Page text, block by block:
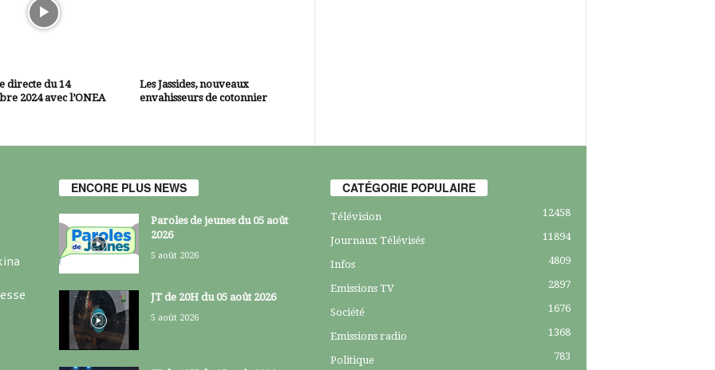
directe du 14
2024 avec l’ONEA
Les Jassides, nouveaux
envahisseurs de cotonnier
ENCORE PLUS NEWS
Paroles de jeunes du 05 août
2026
5 août 2026
JT de 20H du 05 août 2026
5 août 2026
CATÉGORIE POPULAIRE
Télévision 12458
Journaux Télévisés 11894
Infos 4809
Emissions TV 2897
Société 1676
Emissions radio 1368
Politique 783